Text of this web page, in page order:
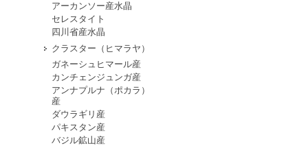
アーカンソー産水晶
セレスタイト
四川省産水晶
クラスター（ヒマラヤ）
ガネーシュヒマール産
カンチェンジュンガ産
アンナプルナ（ポカラ）
産
ダウラギリ産
パキスタン産
バジル鉱山産